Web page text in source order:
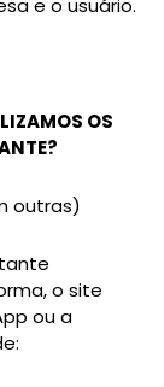
e o usuário.
OS
outras)
o site
ou a